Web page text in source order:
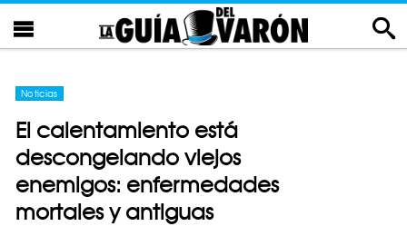
Noticias
El calentamiento está
descongelando viejos
enemigos: enfermedades
mortales y antiguas